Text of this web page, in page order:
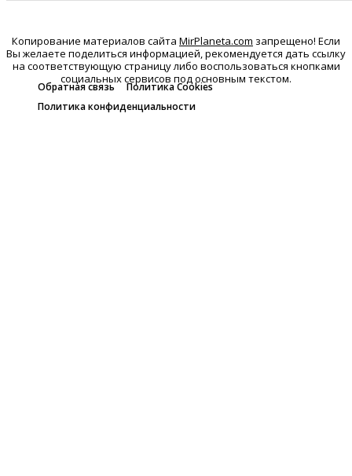
Копирование материалов сайта MirPlaneta.com запрещено! Если
Вы желаете поделиться информацией, рекомендуется дать ссылку
на соответствующую страницу либо воспользоваться кнопками
социальных сервисов под основным текстом.
Обратная связь
Политика Cookies
Политика конфиденциальности